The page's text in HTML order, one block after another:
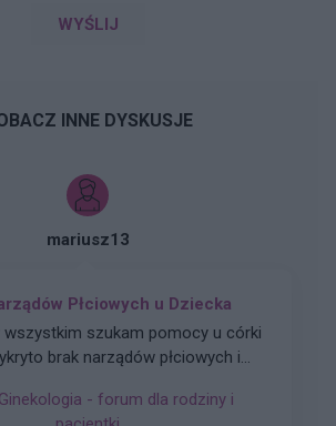
WYŚLIJ
INNE DYSKUSJE
mariusz13
Płciowych u Dziecka
wszystkim szukam pomocy u córki
brak narządów płciowych i
godnego polecenia nie za
Ginekologia - forum dla rodziny i